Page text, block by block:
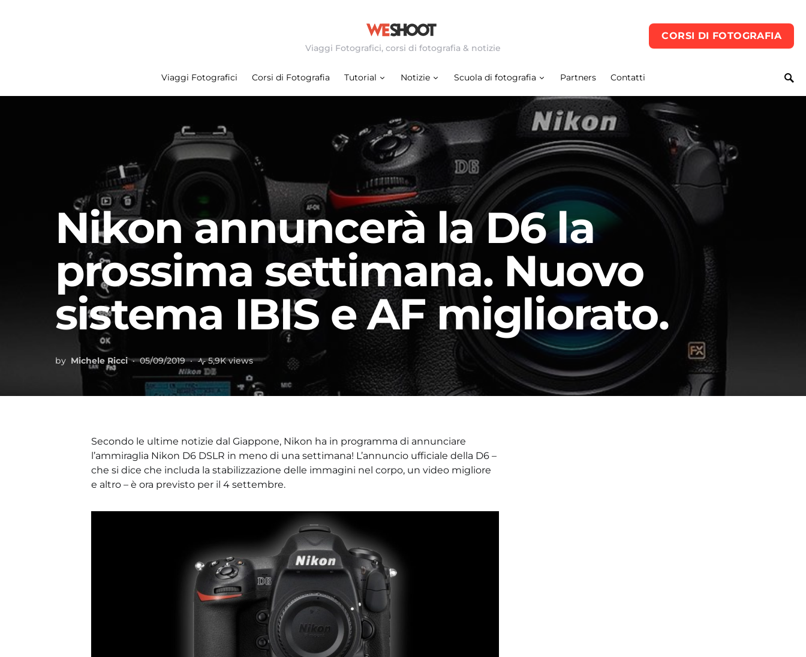
Viaggi Fotografici, corsi di fotografia & notizie
CORSI DI FOTOGRAFIA
Viaggi Fotografici Corsi di Fotografia Tutorial Notizie Scuola di fotografia Partners Contatti
Nikon annuncerà la D6 la
prossima settimana. Nuovo
sistema IBIS e AF migliorato.
by Michele Ricci 05/09/2019 5,9K views
Secondo le ultime notizie dal Giappone, Nikon ha in programma di annunciare
l’ammiraglia Nikon D6 DSLR in meno di una settimana! L’annuncio ufficiale della D6 –
che si dice che includa la stabilizzazione delle immagini nel corpo, un video migliore
e altro – è ora previsto per il 4 settembre.